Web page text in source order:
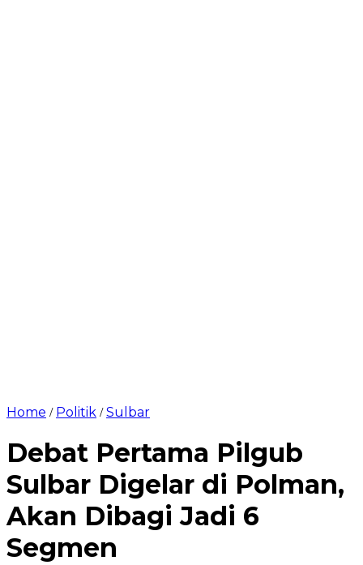
Home / Politik /Sulbar
Debat Pertama Pilgub
Sulbar Digelar di Polman,
Akan Dibagi Jadi 6
Segmen